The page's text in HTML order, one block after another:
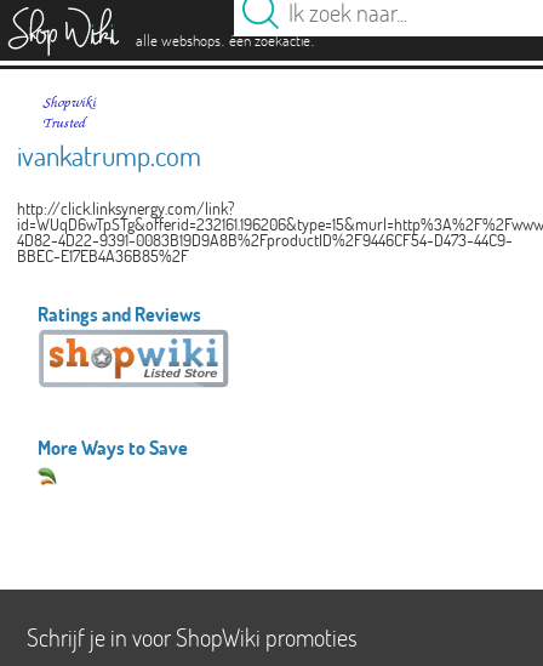
alle webshops. één zoekactie.
ivankatrump.com
http://click.linksynergy.com/link?
4D82-4D22-9391-0083B19D9A8B%2FproductID%2F9446CF54-D473-44C9-
BBEC-E17EB4A36B85%2F
Ratings and Reviews
More Ways to Save
Schrijf je in voor ShopWiki promoties